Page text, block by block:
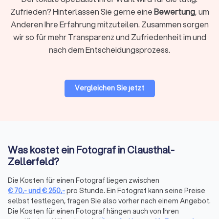
durch Können, Erfahrung und ein echtes Gespür für Menschen
Technik im Griff:Profis wissen genau, was sie tun. Sie kennen
ihre Ausrüstung, beherrschen verschiedene Objektive,
Lichtsetups und Einstellungen, damit jedes Bild so wird, wie
nicht im Menü der Kamera. Erfahrene Fotografen sehen
Motive, bevor sie entstehen, finden ungewöhnliche
mitspielt.
Sorgfältige Nachbearbeitung:
Details: Ein guter Fotograf optimiert, ohne das Bild in eine
Plastikversion seiner selbst zu verwandeln.
Gut mit Menschen:Gerade bei Porträts, Familienfotos oder
Hochzeiten braucht es Fingerspitzengefühl. Die besten
Zufrieden? Hinterlassen Sie gerne eineBewertung, um
Anderen Ihre Erfahrung mitzuteilen. Zusammen sorgen
wir so für mehr Transparenz und Zufriedenheit im und
nach dem Entscheidungsprozess.
Vergleichen Sie jetzt
Was kostet ein Fotograf in Clausthal-
Zellerfeld?
Die Kosten für einen Fotograf liegen zwischen
€ 70,-und€250,-pro Stunde. Ein Fotograf kann seine Preise
selbst festlegen, fragen Sie also vorher nach einem Angebot.
Die Kosten für einen Fotograf hängen auch von Ihren